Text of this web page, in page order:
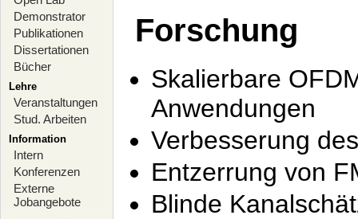
Demonstrator
Publikationen
Dissertationen
Bücher
Lehre
Veranstaltungen
Stud. Arbeiten
Information
Intern
Konferenzen
Externe
Jobangebote
Forschung
Skalierbare
Anwendungen
Verbesserung
Entzerrung von
Blinde